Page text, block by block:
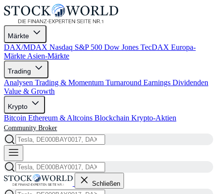
Märkte
DAX/MDAX Nasdaq S&P 500 Dow Jones TecDAX Europa-
Märkte Asien-Märkte
Trading
Analysen Trading & Momentum Turnaround Earnings Dividenden
Value & Growth
Krypto
Bitcoin Ethereum & Altcoins Blockchain Krypto-Aktien
Community Broker
Schließen